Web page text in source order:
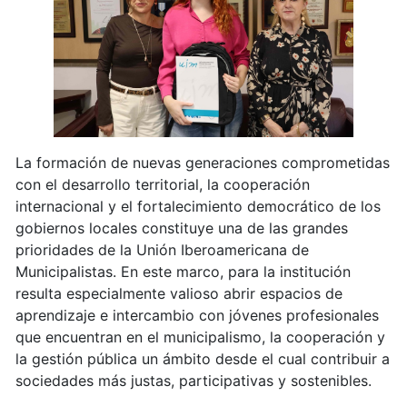
La formación de nuevas generaciones comprometidas
con el desarrollo territorial, la cooperación
internacional y el fortalecimiento democrático de los
gobiernos locales constituye una de las grandes
prioridades de la Unión Iberoamericana de
Municipalistas. En este marco, para la institución
resulta especialmente valioso abrir espacios de
aprendizaje e intercambio con jóvenes profesionales
que encuentran en el municipalismo, la cooperación y
la gestión pública un ámbito desde el cual contribuir a
sociedades más justas, participativas y sostenibles.